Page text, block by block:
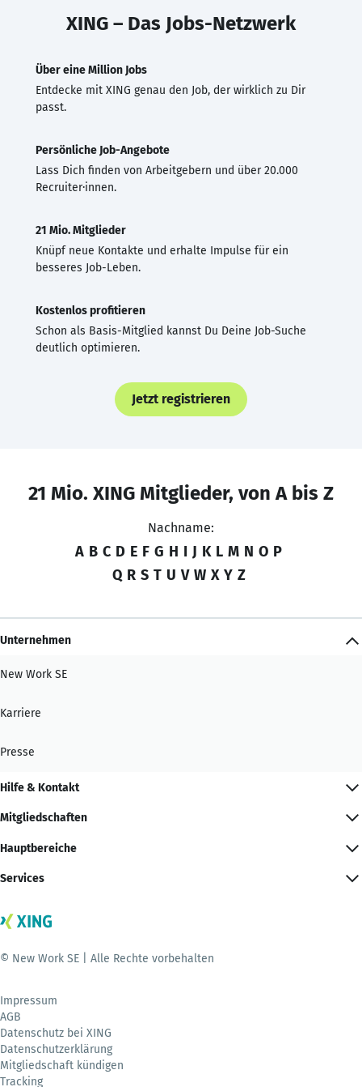
XING – Das Jobs-Netzwerk
Über eine Million Jobs
Entdecke mit XING genau den Job, der wirklich zu Dir
passt.
Persönliche Job-Angebote
Lass Dich finden von Arbeitgebern und über 20.000
Recruiter·innen.
21 Mio. Mitglieder
Knüpf neue Kontakte und erhalte Impulse für ein
besseres Job-Leben.
Kostenlos profitieren
Schon als Basis-Mitglied kannst Du Deine Job-Suche
deutlich optimieren.
Jetzt registrieren
21 Mio. XING Mitglieder, von A bis Z
Nachname:
A B C D E F G H I J K L M N O P
Q R S T U V W X Y Z
Unternehmen
New Work SE
Karriere
Presse
Hilfe & Kontakt
Mitgliedschaften
Hauptbereiche
Services
© New Work SE | Alle Rechte vorbehalten
Impressum
AGB
Datenschutz bei XING
Datenschutzerklärung
Mitgliedschaft kündigen
Tracking